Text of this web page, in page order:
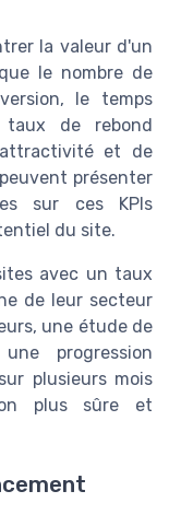
la valeur d'un
le nombre de
le temps
de rebond
et de
présenter
sur ces KPIs
du site.
avec un taux
de leur secteur
une étude de
progression
plusieurs mois
plus sûre et